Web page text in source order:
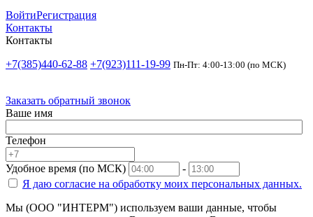
ВойтиРегистрация
Контакты
Контакты
+7(385)440-62-88 +7(923)111-19-99 Пн-Пт: 4:00-13:00 (по МСК)
Заказать обратный звонок
Ваше имя
Телефон
Удобное время (по МСК)
-
Я даю согласие на обработку моих персональных данных.
Мы (ООО "ИНТЕРМ") используем ваши данные, чтобы